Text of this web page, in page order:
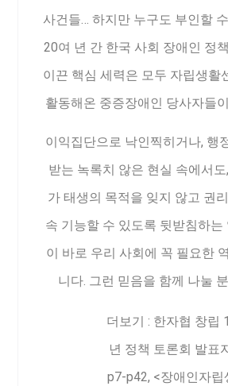
사건들… 하지만 누구도 부인할
20여 년 간 한국 사회 장애인 정
이끈 핵심 세력은 모두 자립생활
활동해온 중증장애인 당사자들
이익집단으로 낙인찍히거나, 행
받는 녹록치 않은 현실 속에서
가 태생의 목적을 잊지 않고 권
속 기능할 수 있도록 뒷받침하는
이 바로 우리 사회에 꼭 필요한
니다. 그런 믿음을 함께 나눌
더보기 : 한자협 창립
년 정책 토론회 발표
p7-p42, <장애인자립